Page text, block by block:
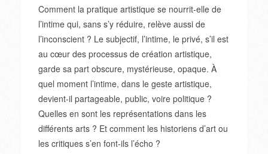
Comment la pratique artistique se nourrit-elle de
l’intime qui, sans s’y réduire, relève aussi de
l’inconscient ? Le subjectif, l’intime, le privé, s’il est
au cœur des processus de création artistique,
garde sa part obscure, mystérieuse, opaque. À
quel moment l’intime, dans le geste artistique,
devient-il partageable, public, voire politique ?
Quelles en sont les représentations dans les
différents arts ? Et comment les historiens d’art ou
les critiques s’en font-ils l’écho ?